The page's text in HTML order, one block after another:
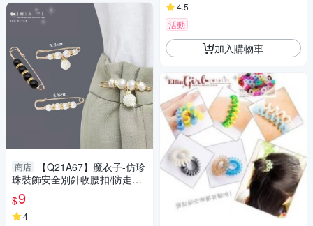
商店
【Q21A67】魔衣子-仿珍
珠裝飾安全別針收腰扣/防走光
衣服扣外套扣
$9
4
4.5
活動
加入購物車